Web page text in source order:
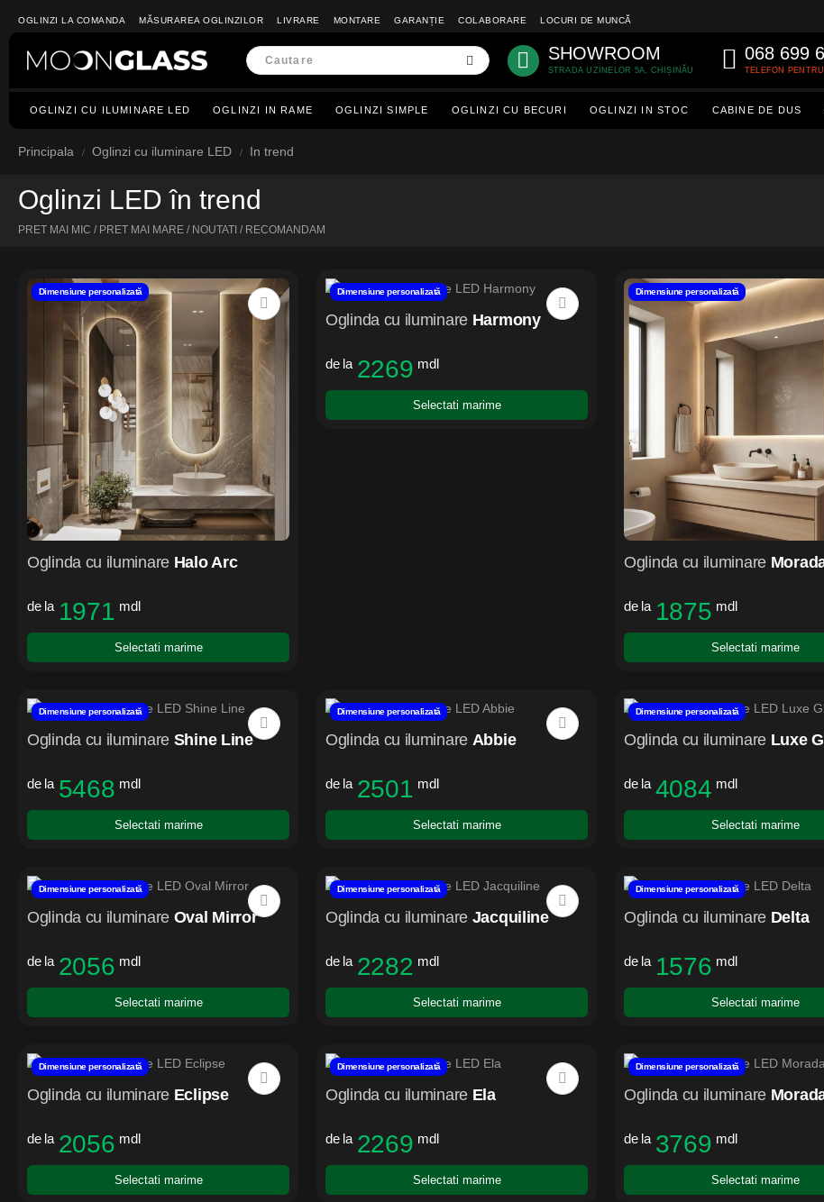
OGLINZI LA COMANDA MĂSURAREA OGLINZILOR LIVRARE MONTARE GARANȚIE COLABORARE LOCURI DE MUNCĂ
SHOWROOM
STRADA UZINELOR 5A, CHIȘINĂU
068 699
TELEFON
OGLINZI CU ILUMINARE LED OGLINZI IN RAME OGLINZI SIMPLE OGLINZI CU BECURI OGLINZI IN STOC CABINE DE DUS
Principala Oglinzi cu iluminare LED In trend
Oglinzi LED în trend
PRET MAI MIC / PRET MAI MARE / NOUTATI / RECOMANDAM
Dimensiune personalizată
Oglinda cu iluminare Halo Arc
de la 1971 mdl
Selectati marime
Dimensiune personalizată
Oglinda cu iluminare Harmony
de la 2269 mdl
Selectati marime
Dimensiune personalizată
Oglinda cu iluminare
de la 1875 mdl
Selectati marime
Dimensiune personalizată
Oglinda cu iluminare Shine Line
de la 5468 mdl
Selectati marime
Dimensiune personalizată
Oglinda cu iluminare Abbie
de la 2501 mdl
Selectati marime
Dimensiune personalizată
Oglinda cu iluminare Luxe
de la 4084 mdl
Selectati marime
Dimensiune personalizată
Oglinda cu iluminare Oval Mirror
de la 2056 mdl
Selectati marime
Dimensiune personalizată
Oglinda cu iluminare Jacquiline
de la 2282 mdl
Selectati marime
Dimensiune personalizată
Oglinda cu iluminare Delta
de la 1576 mdl
Selectati marime
Dimensiune personalizată
Oglinda cu iluminare Eclipse
de la 2056 mdl
Selectati marime
Dimensiune personalizată
Oglinda cu iluminare Ela
de la 2269 mdl
Selectati marime
Dimensiune personalizată
Oglinda cu iluminare
de la 3769 mdl
Selectati marime